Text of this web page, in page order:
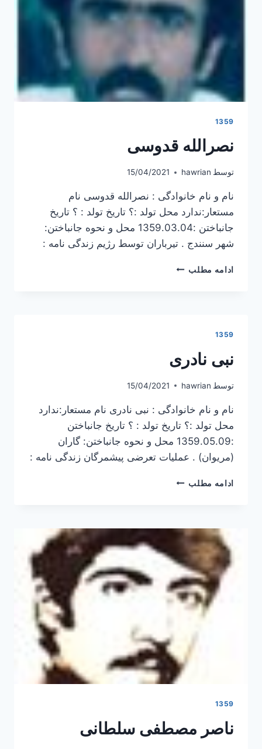
1359
نصرالله قدوسی
توسط hawrian
15/04/2021
نام و نام خانوادگی : نصرالله قدوسی نام
مستعار:ندارد محل تولد :؟ تاریخ تولد : ؟ تاریخ
جانباختن :1359.03.04 محل و نحوه جانباختن:
شهر سنندج . تیرباران توسط رژیم زندگی نامه :
ادامه مطلب نصرالله
1359
نبی نادری
توسط hawrian
15/04/2021
نام و نام خانوادگی : نبی نادری نام مستعار:ندارد
محل تولد :؟ تاریخ تولد : ؟ تاریخ جانباختن
:1359.05.09 محل و نحوه جانباختن: گاران
(مریوان) . عملیات تعرضی پیشمرگان زندگی نامه :
ادامه مطلب نبی
1359
ناصر مصطفی سلطانی